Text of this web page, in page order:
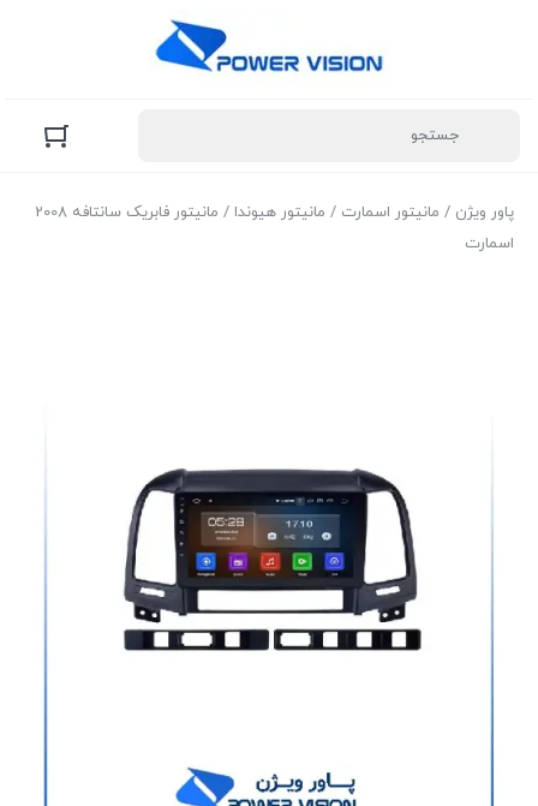
پاور ویژن / مانیتور اسمارت / مانیتور هیوندا
/ مانیتور فابریک سانتافه 2008
اسمارت